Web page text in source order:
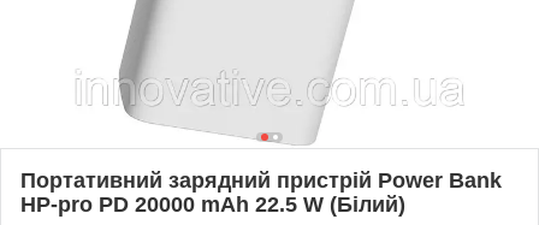
Портативний зарядний пристрій Power Bank
HP-pro PD 20000 mAh 22.5 W (Білий)